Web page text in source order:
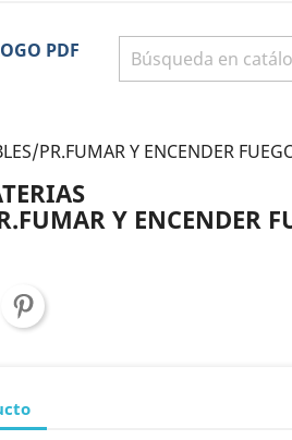
PDF
PR.FUMAR Y ENCENDER
Y ENCENDER